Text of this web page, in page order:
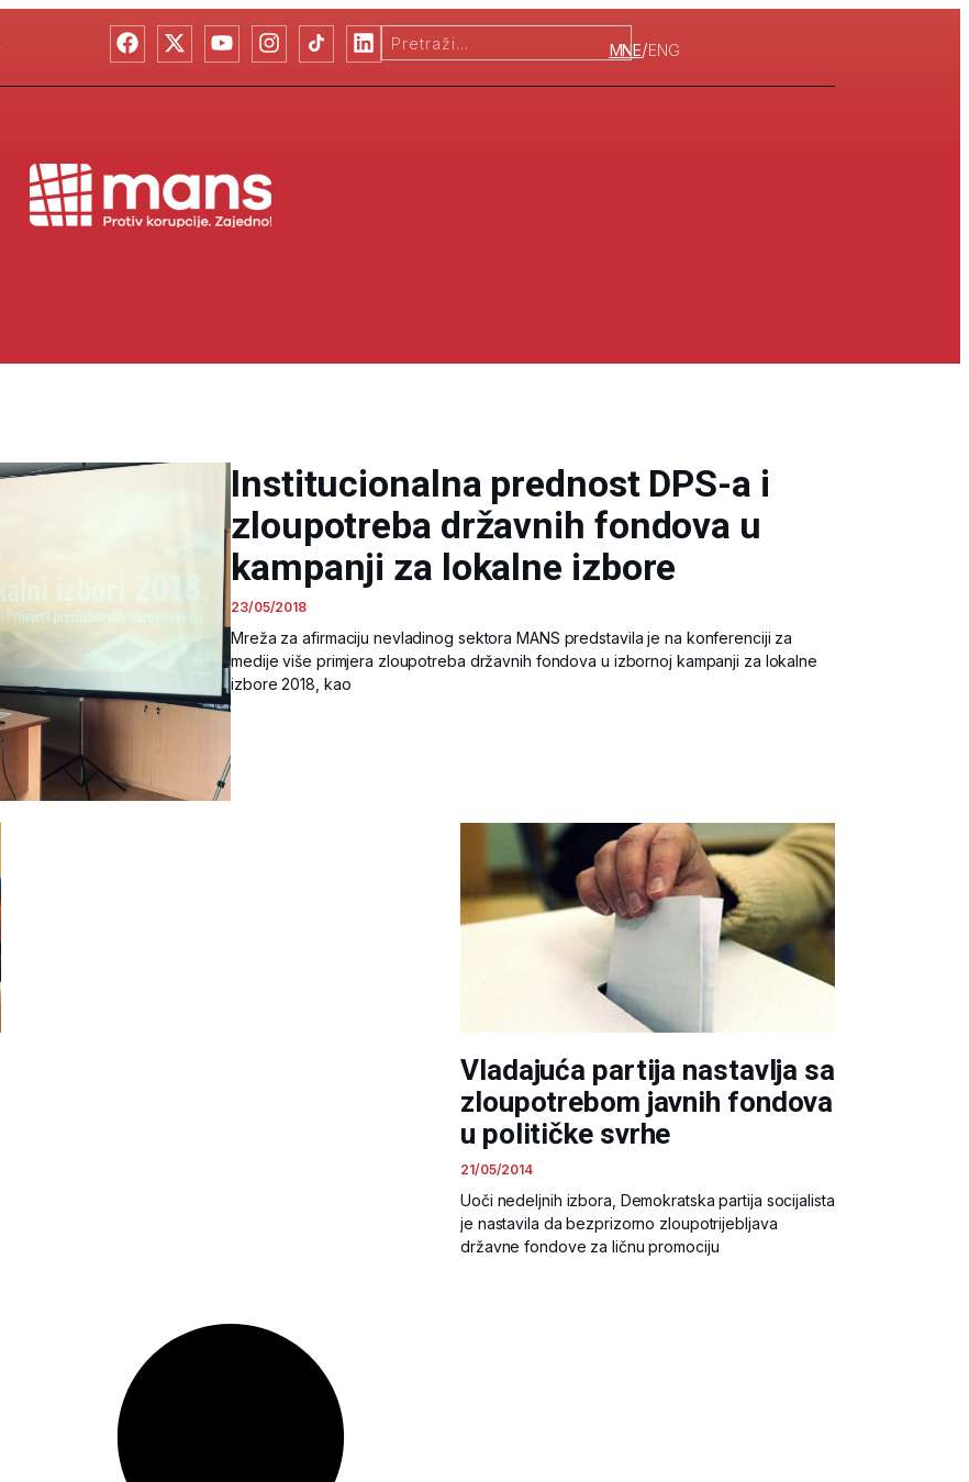
MNE/ENG
Institucionalna prednost DPS-a i
zloupotreba državnih fondova u
kampanji za lokalne izbore
23/05/2018
Mreža za afirmaciju nevladinog sektora MANS predstavila je na konferenciji za
medije više primjera zloupotreba državnih fondova u izbornoj kampanji za lokalne
izbore 2018, kao
Vladajuća partija nastavlja sa
zloupotrebom javnih fondova
u političke svrhe
21/05/2014
Uoči nedeljnih izbora, Demokratska partija socijalista
je nastavila da bezprizorno zloupotrijebljava
državne fondove za ličnu promociju